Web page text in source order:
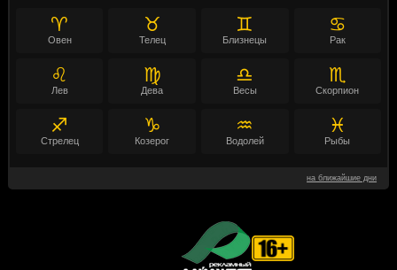
♈
Овен
♉
Телец
♊
Близнецы
♋
Рак
♌
Лев
♍
Дева
♎
Весы
♏
Скорпион
♐
Стрелец
♑
Козерог
♒
Водолей
♓
Рыбы
на ближайшие дни